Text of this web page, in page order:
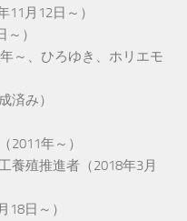
11月12日～）
）
～、ひろゆき、ホリエモ
済み）
2011年～）
養殖推進者（2018年3月
18日～）